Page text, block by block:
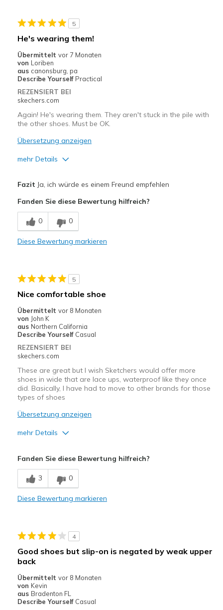
5
He's wearing them!
Übermittelt vor 7 Monaten
von Loriben
aus canonsburg, pa
Describe Yourself Practical
REZENSIERT BEI
skechers.com
Again! He's wearing them. They aren't stuck in the pile with
the other shoes. Must be OK.
Übersetzung anzeigen
mehr Details
Breathe Well
Comfortable
Casual Wear
Width
Feels true to width
Sizing
View On Shoes
Shoes are for Wearing
Fazit Ja, ich würde es einem Freund empfehlen
Fanden Sie diese Bewertung hilfreich?
0 0
Diese Bewertung markieren
5
Nice comfortable shoe
Übermittelt vor 8 Monaten
von John K
aus Northern California
Describe Yourself Casual
REZENSIERT BEI
skechers.com
These are great but I wish Sketchers would offer more
shoes in wide that are lace ups, waterproof like they once
did. Basically, I have had to move to other brands for those
types of shoes
Übersetzung anzeigen
mehr Details
Comfortable
Stylish
Casual Wear
Travel
Sizing
Feels true to size
View On Shoes
Fanden Sie diese Bewertung hilfreich?
3 0
Diese Bewertung markieren
4
Good shoes but slip-on is negated by weak upper
back
Übermittelt vor 8 Monaten
von Kevin
aus Bradenton FL
Describe Yourself Casual